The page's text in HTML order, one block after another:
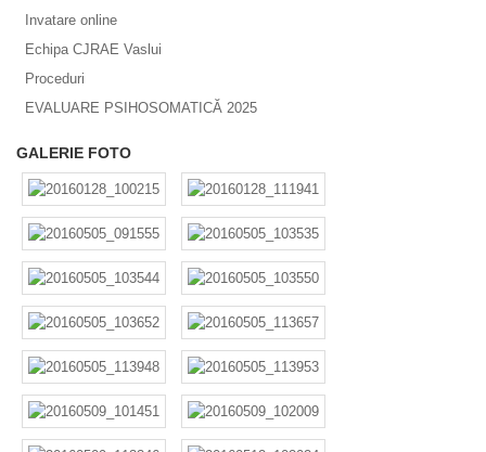
Invatare online
Echipa CJRAE Vaslui
Proceduri
EVALUARE PSIHOSOMATICĂ 2025
GALERIE FOTO